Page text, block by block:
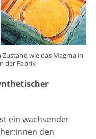
Zustand wie das Magma in
der Fabrik
ein wachsender
den